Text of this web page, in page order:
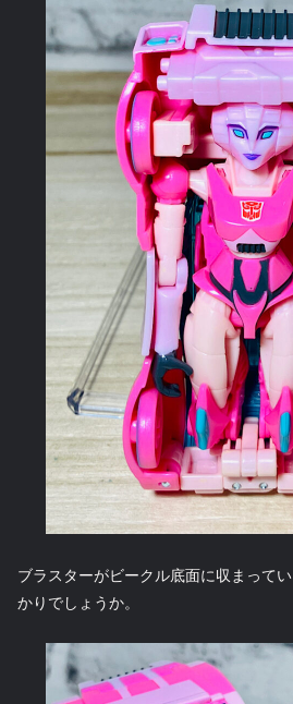
ブラスターがビークル底面に収まって
かりでしょうか。